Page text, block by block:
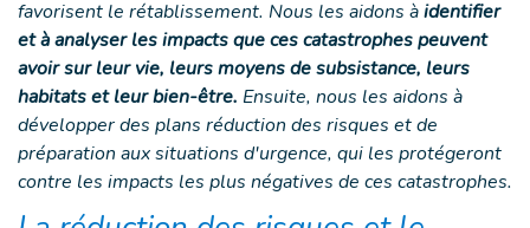
favorisent le rétablissement. Nous les aidons àidentifier
et à analyser les impacts que ces catastrophes peuvent
avoir sur leur vie, leurs moyens de subsistance, leurs
habitats et leur bien-être. Ensuite, nous les aidons à
développer des plans réduction des risques et de
préparation aux situations d'urgence, qui les protégeront
contre les impacts les plus négatives de ces catastrophes.